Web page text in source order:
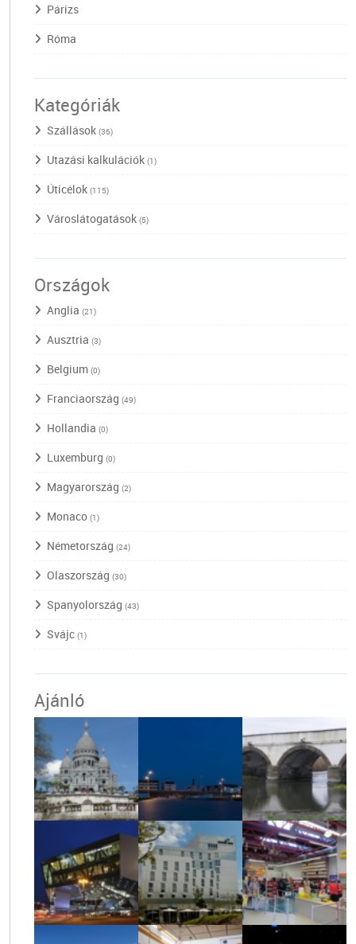
Párizs
Róma
Kategóriák
Szállások (36)
Utazási kalkulációk (1)
Úticélok (115)
Városlátogatások (5)
Országok
Anglia (21)
Ausztria (3)
Belgium (0)
Franciaország (49)
Hollandia (0)
Luxemburg (0)
Magyarország (2)
Monaco (1)
Németország (24)
Olaszország (30)
Spanyolország (43)
Svájc (1)
Ajánló